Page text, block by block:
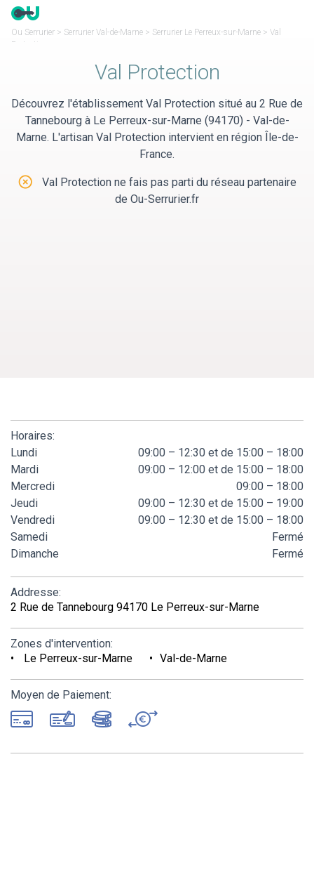
Panneau de gestion des cookies
Ou Serrurier > Serrurier Val-de-Marne > Serrurier Le Perreux-sur-Marne > Val
Protection
Val Protection
Découvrez l'établissement Val Protection situé au 2 Rue de
Tannebourg à Le Perreux-sur-Marne (94170) - Val-de-
Marne. L'artisan Val Protection intervient en région Île-de-
France.
Val Protection ne fais pas parti du réseau partenaire
de Ou-Serrurier.fr
Horaires:
Lundi
09:00 – 12:30 et de 15:00 – 18:00
Mardi
09:00 – 12:00 et de 15:00 – 18:00
Mercredi
09:00 – 18:00
Jeudi
09:00 – 12:30 et de 15:00 – 19:00
Vendredi
09:00 – 12:30 et de 15:00 – 18:00
Samedi
Fermé
Dimanche
Fermé
Addresse:
2 Rue de Tannebourg 94170 Le Perreux-sur-Marne
Zones d'intervention:
Le Perreux-sur-Marne
Val-de-Marne
Moyen de Paiement: